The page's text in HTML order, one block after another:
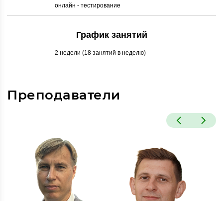
онлайн - тестирование
График занятий
2 недели (18 занятий в неделю)
Преподаватели